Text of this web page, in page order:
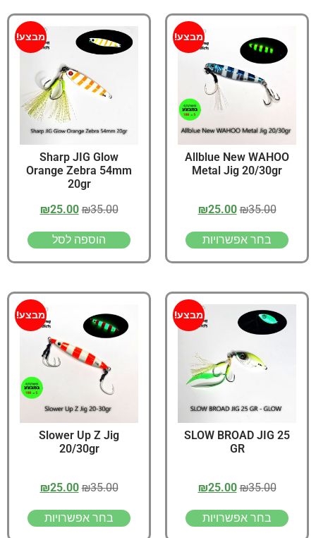
מבצע!
Allblue New WAHOO
Metal Jig 20/30gr
₪35.00
₪25.00
בחר אפשרויות
מבצע!
Sharp JIG Glow
Orange Zebra 54mm
20gr
₪35.00
₪25.00
הוספה לסל
מבצע!
SLOW BROAD JIG 25
GR
₪35.00
₪25.00
בחר אפשרויות
מבצע!
Slower Up Z Jig
20/30gr
₪35.00
₪25.00
בחר אפשרויות